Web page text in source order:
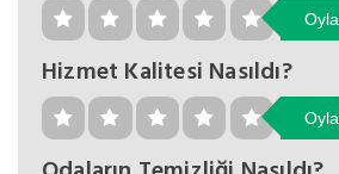
Hizmet Kalitesi Nasıldı?